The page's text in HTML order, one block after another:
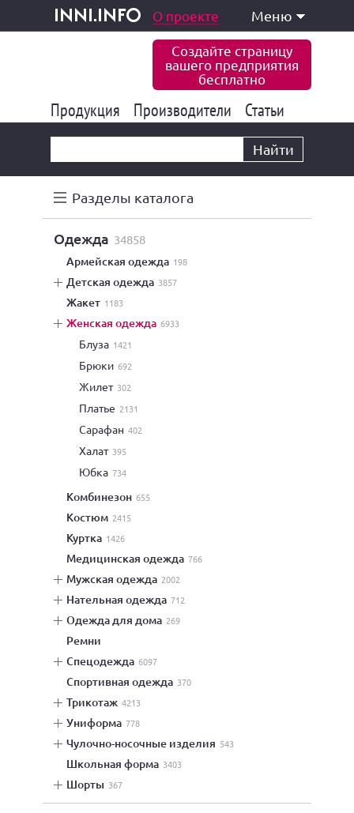
inni.info
и услуги О проекте Меню
Создайте страницу
вашего предприятия
бесплатно
Продукция 177 822
Производители 6 765
Статьи
Найти
Разделы каталога
одежда 34858
армейская одежда 198
детская одежда 3857
жакет 1183
женская одежда 6933
блуза 1421
брюки 692
жилет 302
платье 2131
сарафан 402
халат 395
юбка 734
комбинезон 655
костюм 2415
куртка 1426
медицинская одежда 766
мужская одежда 2002
нательная одежда 712
одежда для дома 269
ремни
спецодежда 6097
спортивная одежда 370
трикотаж 4213
униформа 778
чулочно-носочные изделия 543
школьная форма 3403
шорты 367